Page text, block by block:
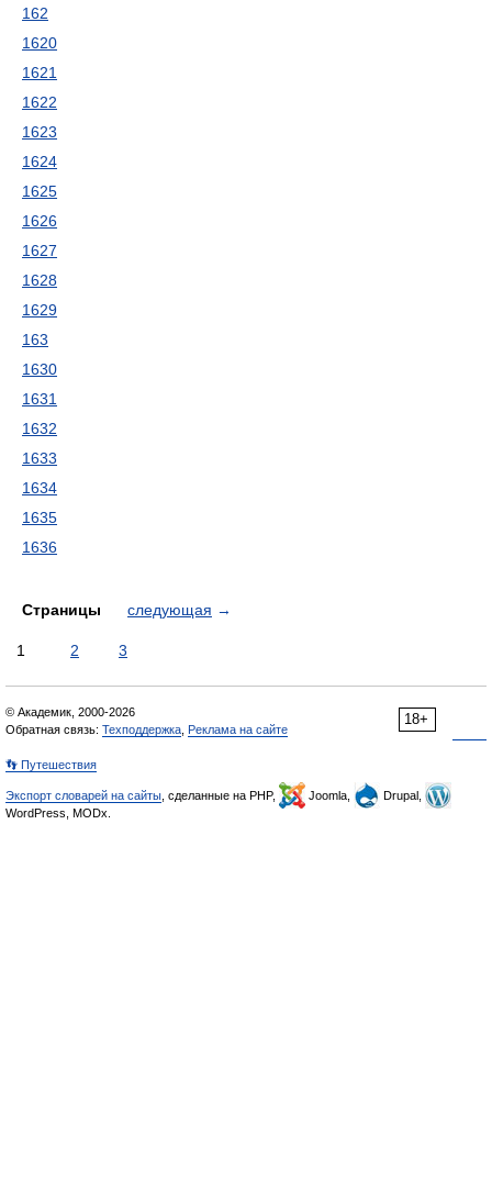
162
1620
1621
1622
1623
1624
1625
1626
1627
1628
1629
163
1630
1631
1632
1633
1634
1635
1636
Страницы следующая →
1 2 3
18+
© Академик, 2000-2026
Обратная связь: Техподдержка Реклама на сайте
👣 Путешествия
Экспорт словарей на сайты , сделанные на PHP, Joomla,
Drupal,
WordPress, MODx.